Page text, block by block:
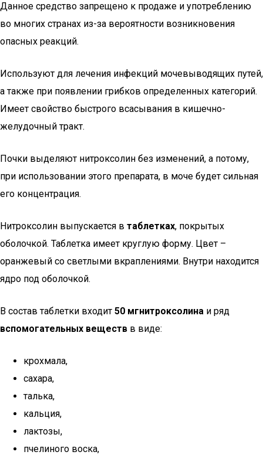
Данное средство запрещено к продаже и употреблению
во многих странах из-за вероятности возникновения
опасных реакций.
Используют для лечения инфекций мочевыводящих путей,
а также при появлении грибков определенных категорий.
Имеет свойство быстрого всасывания в кишечно-
желудочный тракт.
Почки выделяют нитроксолин без изменений, а потому,
при использовании этого препарата, в моче будет сильная
его концентрация.
Нитроксолин выпускается в таблетках, покрытых
оболочкой. Таблетка имеет круглую форму. Цвет –
оранжевый со светлыми вкраплениями. Внутри находится
ядро под оболочкой.
В состав таблетки входит 50 мгнитроксолина и ряд
вспомогательных веществ в виде:
крохмала,
сахара,
талька,
кальция,
лактозы,
пчелиного воска,